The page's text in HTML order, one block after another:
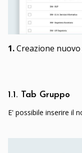
1.Creazione
1.1. Tab Gruppo
E' possibile inserire il